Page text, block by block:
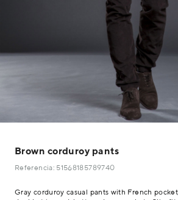
Brown corduroy pants
Referencia: 51568185789740
Gray corduroy casual pants with French